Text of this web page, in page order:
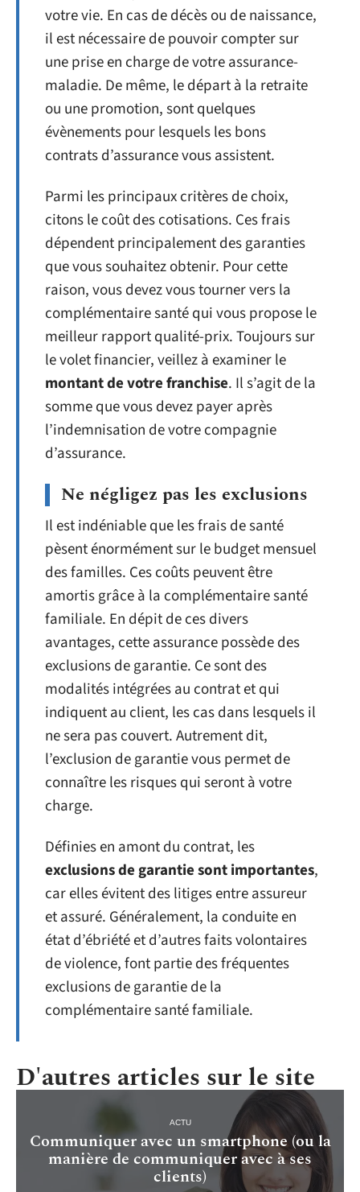
votre vie. En cas de décès ou de naissance,
il est nécessaire de pouvoir compter sur
une prise en charge de votre assurance-
maladie. De même, le départ à la retraite
ou une promotion, sont quelques
évènements pour lesquels les bons
contrats d’assurance vous assistent.
Parmi les principaux critères de choix,
citons le coût des cotisations. Ces frais
dépendent principalement des garanties
que vous souhaitez obtenir. Pour cette
raison, vous devez vous tourner vers la
complémentaire santé qui vous propose le
meilleur rapport qualité-prix. Toujours sur
le volet financier, veillez à examiner le
montant de votre franchise. Il s’agit de la
somme que vous devez payer après
l’indemnisation de votre compagnie
d’assurance.
Ne négligez pas les exclusions
Il est indéniable que les frais de santé
pèsent énormément sur le budget mensuel
des familles. Ces coûts peuvent être
amortis grâce à la complémentaire santé
familiale. En dépit de ces divers
avantages, cette assurance possède des
exclusions de garantie. Ce sont des
modalités intégrées au contrat et qui
indiquent au client, les cas dans lesquels il
ne sera pas couvert. Autrement dit,
l’exclusion de garantie vous permet de
connaître les risques qui seront à votre
charge.
Définies en amont du contrat, les
exclusions de garantie sont importantes,
car elles évitent des litiges entre assureur
et assuré. Généralement, la conduite en
état d’ébriété et d’autres faits volontaires
de violence, font partie des fréquentes
exclusions de garantie de la
complémentaire santé familiale.
D'autres articles sur le site
ACTU
Communiquer avec un smartphone (ou la
manière de communiquer avec à ses
clients)